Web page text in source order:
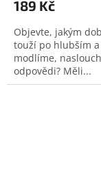
189 Kč
Objevte, jakým
touží po hlubším
modlíme,
odpovědi? Měli...